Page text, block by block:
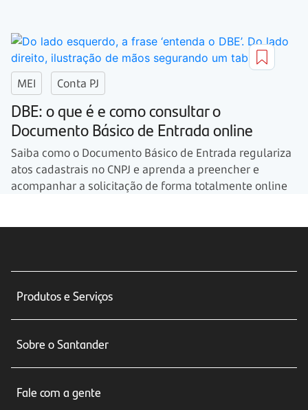
MEI Conta PJ
DBE: o que é e como consultar o
Documento Básico de Entrada online
Saiba como o Documento Básico de Entrada regulariza
atos cadastrais no CNPJ e aprenda a preencher e
acompanhar a solicitação de forma totalmente online
Produtos e Serviços
Seguros
Sobre o Santander
Fale com a gente